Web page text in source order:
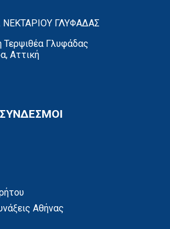
ΓΛΥΦΑΔΑΣ
Γλυφάδας
Αττική
Αθήνας